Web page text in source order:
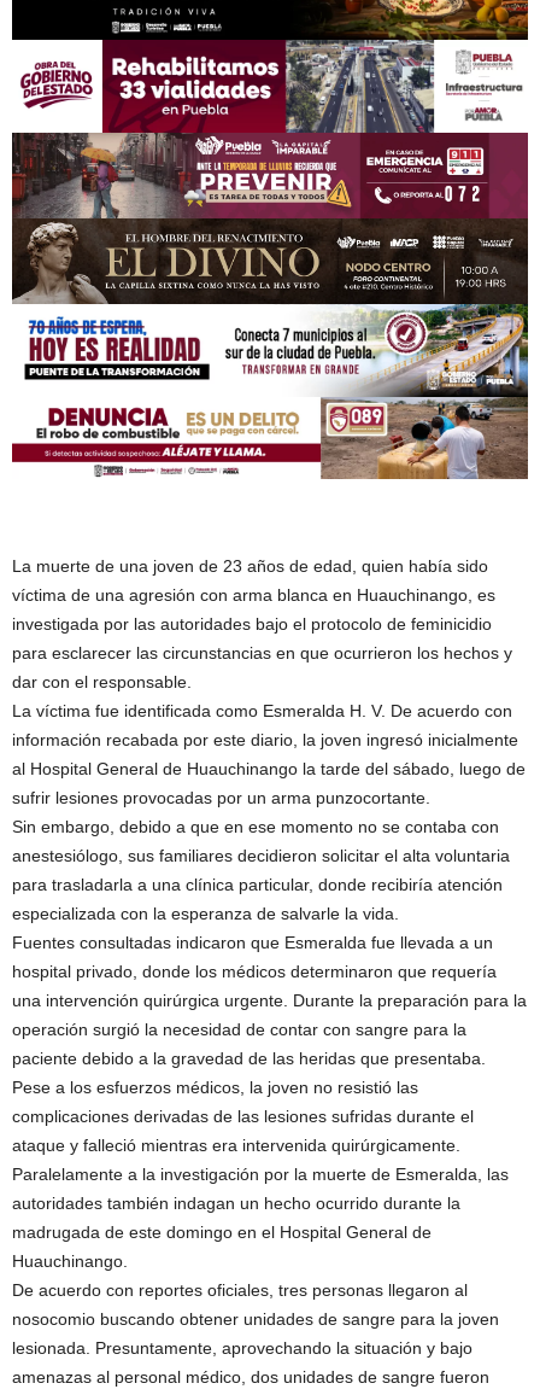
La muerte de una joven de 23 años de edad, quien había sido
víctima de una agresión con arma blanca en Huauchinango, es
investigada por las autoridades bajo el protocolo de feminicidio
para esclarecer las circunstancias en que ocurrieron los hechos y
dar con el responsable.
La víctima fue identificada como Esmeralda H. V. De acuerdo con
información recabada por este diario, la joven ingresó inicialmente
al Hospital General de Huauchinango la tarde del sábado, luego de
sufrir lesiones provocadas por un arma punzocortante.
Sin embargo, debido a que en ese momento no se contaba con
anestesiólogo, sus familiares decidieron solicitar el alta voluntaria
para trasladarla a una clínica particular, donde recibiría atención
especializada con la esperanza de salvarle la vida.
Fuentes consultadas indicaron que Esmeralda fue llevada a un
hospital privado, donde los médicos determinaron que requería
una intervención quirúrgica urgente. Durante la preparación para la
operación surgió la necesidad de contar con sangre para la
paciente debido a la gravedad de las heridas que presentaba.
Pese a los esfuerzos médicos, la joven no resistió las
complicaciones derivadas de las lesiones sufridas durante el
ataque y falleció mientras era intervenida quirúrgicamente.
Paralelamente a la investigación por la muerte de Esmeralda, las
autoridades también indagan un hecho ocurrido durante la
madrugada de este domingo en el Hospital General de
Huauchinango.
De acuerdo con reportes oficiales, tres personas llegaron al
nosocomio buscando obtener unidades de sangre para la joven
lesionada. Presuntamente, aprovechando la situación y bajo
amenazas al personal médico, dos unidades de sangre fueron